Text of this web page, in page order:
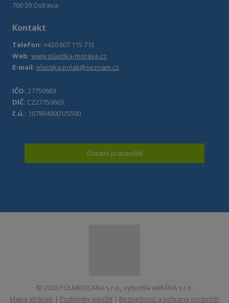
700 30 Ostrava
Kontakt
Telefon: +420 607 115 715
Web: www.plastika-morava.cz
E-mail: plastika.polak@seznam.cz
IČO: 27750663
DIČ: CZ27750663
č.ú.: 1078049001/5500
Ostatní pracoviště
© 2026 POLMEDICANA s.r.o., vytvořila eBRÁNA s.r.o.
Mapa stránek | Podmínky použití | Bezpečnost a ochrana osobních